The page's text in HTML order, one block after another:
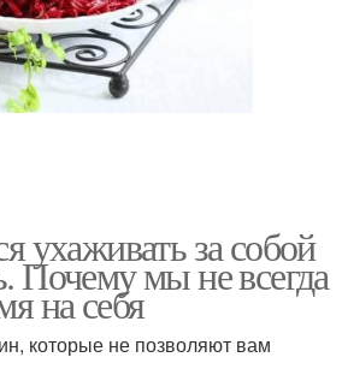
ухаживать за собой
Почему мы не всегда
на себя
которые не позволяют вам